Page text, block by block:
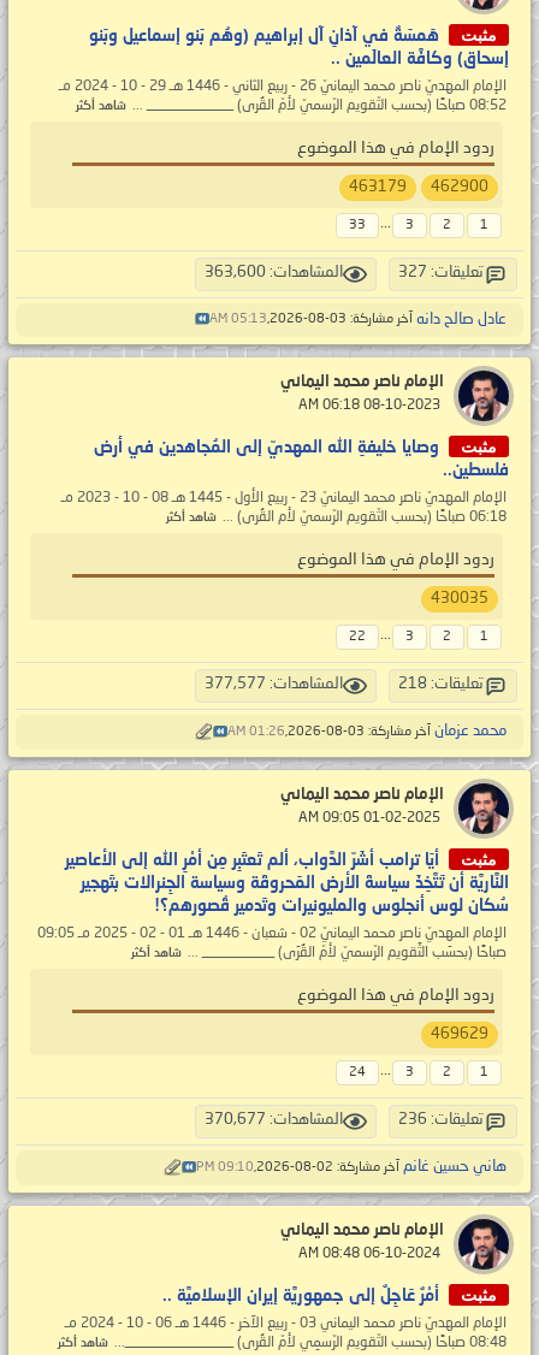
مثبت
هَمسَةٌ في آذانِ آل إبراهيم (وهُم بَنو إسماعيل وبَنو
إسحاق) وكافَّة العالَمين ..
الإمام المهديّ ناصر محمد اليمانيّ 26 - ربيع الثاني - 1446 هـ 29 - 10 - 2024 مـ
08:52 صباحًا (بحسب التّقويم الرّسميّ لأمّ القُرى) ____________ ...
شاهد أكثر
ردود الإمام في هذا الموضوع
462900
463179
1
2
3
...
33
تعليقات: 327 المشاهدات: 363,600
عادل صالح دانه آخر مشاركة: 03-08-2026, 05:13 AM
الإمام ناصر محمد اليماني
مثبت
وصايا خليفةِ الله المهديّ إلى المُجاهدين في أرض
فلسطين..
الإمام المهديّ ناصر محمد اليمانيّ 23 - ربيع الأول - 1445 هـ 08 - 10 - 2023 مـ
06:18 صباحًا (بحسب التّقويم الرّسميّ لأم القُرى) ...
شاهد أكثر
ردود الإمام في هذا الموضوع
430035
1
2
3
...
22
تعليقات: 218 المشاهدات: 377,577
محمد عزمان آخر مشاركة: 03-08-2026, 01:26 AM
الإمام ناصر محمد اليماني
مثبت
أيَا ترامب أشَرّ الدَّواب، ألم تَعتَبِر مِن أمْرِ الله إلى الأعاصير
النَّاريَّة أن تَتَّخِذَ سياسةَ الأرض المَحروقَة وسياسة الجِنرالات بتَهجير
سُكان لوس أنجلوس والمليونيرات وتَدمير قُصورهم؟!
الإمام المهديّ ناصر محمد اليمانيّ 02 - شعبان - 1446 هـ 01 - 02 - 2025 مـ 09:05
صباحًا (بحسَب التَّقويم الرّسميّ لأمّ القُرَى) __________ ... شاهد أكثر
ردود الإمام في هذا الموضوع
469629
1
2
3
...
24
تعليقات: 236 المشاهدات: 370,677
هاني حسين غانم آخر مشاركة: 02-08-2026, 09:10 PM
الإمام ناصر محمد اليماني
مثبت أمْرٌ عَاجِلٌ إلى جمهوريَّة إيران الإسلاميَّة ..
الإمام المهديّ ناصر محمد اليماني 03 - ربيع الآخر - 1446 هـ 06 - 10 - 2024 مـ
08:48 صباحًا (بحسب التّقويم الرّسمِي لأمّ القُرى) _______________...
شاهد أكثر